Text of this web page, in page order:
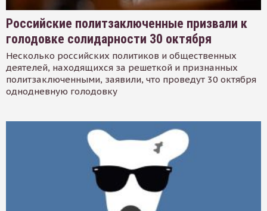
Российские политзаключенные призвали к
голодовке солидарности 30 октября
Несколько российских политиков и общественных
деятелей, находящихся за решеткой и признанных
политзаключенными, заявили, что проведут 30 октября
однодневную голодовку